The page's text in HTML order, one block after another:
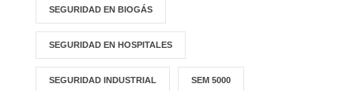
SEGURIDAD EN BIOGÁS
SEGURIDAD EN HOSPITALES
SEGURIDAD INDUSTRIAL SEM 5000